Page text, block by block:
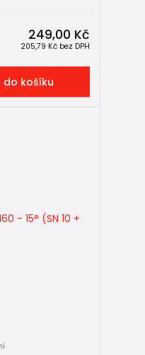
249,00 Kč
205,79 Kč bez DPH
do košíku